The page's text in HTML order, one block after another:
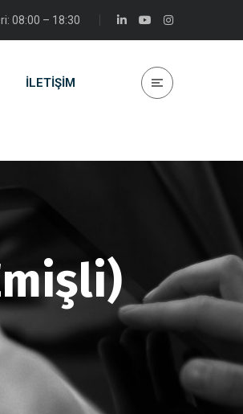
08:00 – 18:30
İLETIŞIM